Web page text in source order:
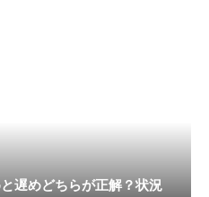
遅めどちらが正解？状況